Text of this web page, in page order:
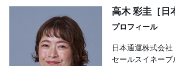
高木 彩圭［日
プロフィール
日本通運株式会社
セールスイネー